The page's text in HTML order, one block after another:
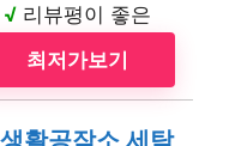
√리뷰평이 좋은
최저가보기
활공작소 세탁